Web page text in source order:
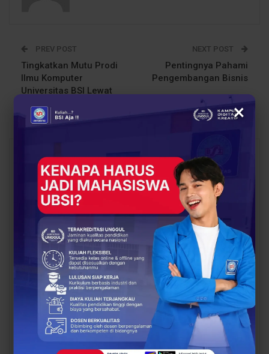
PREV POST
Tingkatkan Mutu Prodi
Ilmu Komputer
Universitas BSI Lewat
NEXT POST
Pentingnya Pahami
Pengembangan Bisnis
You Might Also Like
BERITA
UBSI Buka Call for
Papers ICAISD 2026,
Dorong Riset Teknologi
dan Keamanan Siber…
Siap Kuliah Berkualitas?
UBSI Cengkareng Gelar
Open Booth Spesial
dengan Beasiswa…
BERITA
×